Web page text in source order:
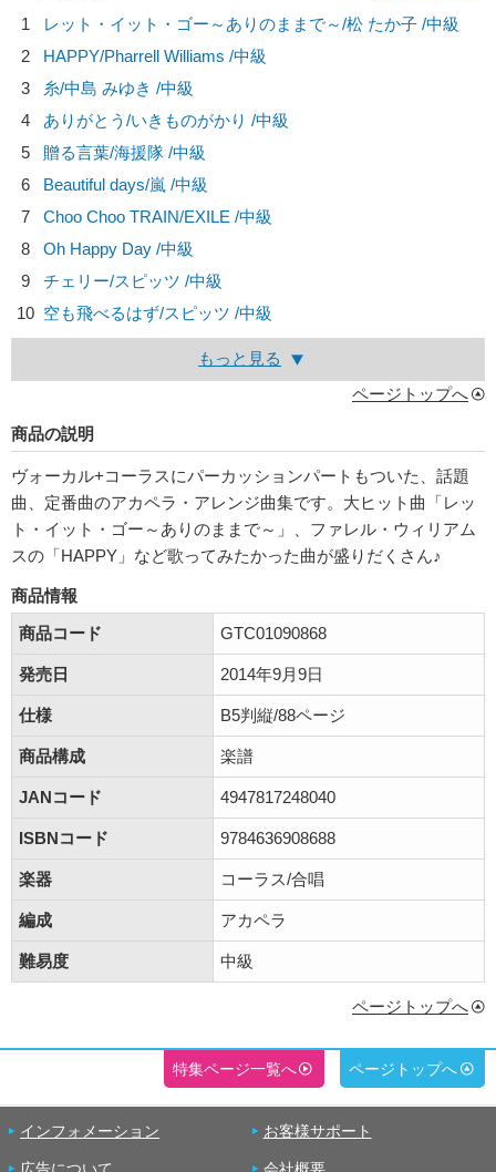
1
レット・イット・ゴー～ありのままで～/松 たか子 /中級
2
HAPPY/Pharrell Williams /中級
3
糸/中島 みゆき /中級
4
ありがとう/いきものがかり /中級
5
贈る言葉/海援隊 /中級
6
Beautiful days/嵐 /中級
7
Choo Choo TRAIN/EXILE /中級
8
Oh Happy Day /中級
9
チェリー/スピッツ /中級
10 空も飛べるはず/スピッツ /中級
もっと見る
ページトップへ
商品の説明
ヴォーカル+コーラスにパーカッションパートもついた、話題
曲、定番曲のアカペラ・アレンジ曲集です。大ヒット曲「レッ
ト・イット・ゴー～ありのままで～」、ファレル・ウィリアム
スの「HAPPY」など歌ってみたかった曲が盛りだくさん♪
商品情報
商品コード
GTC01090868
発売日 2014年9月9日
仕様 B5判縦/88ページ
商品構成 楽譜
JANコード 4947817248040
ISBNコード 9784636908688
楽器 コーラス/合唱
編成 アカペラ
難易度 中級
ページトップへ
特集ページ一覧へ ページトップへ
インフォメーション お客様サポート